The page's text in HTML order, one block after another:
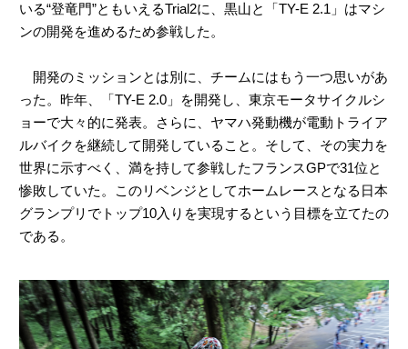
いる“登竜門”ともいえるTrial2に、黒山と「TY-E 2.1」はマシ
ンの開発を進めるため参戦した。
開発のミッションとは別に、チームにはもう一つ思いがあ
った。昨年、「TY-E 2.0」を開発し、東京モータサイクルシ
ョーで大々的に発表。さらに、ヤマハ発動機が電動トライア
ルバイクを継続して開発していること。そして、その実力を
世界に示すべく、満を持して参戦したフランスGPで31位と
惨敗していた。このリベンジとしてホームレースとなる日本
グランプリでトップ10入りを実現するという目標を立てたの
である。